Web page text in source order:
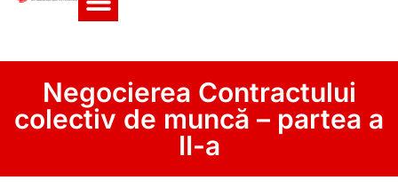
Negocierea Contractului
colectiv de muncă – partea a
II-a